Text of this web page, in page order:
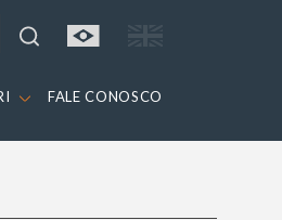
FALE CONOSCO